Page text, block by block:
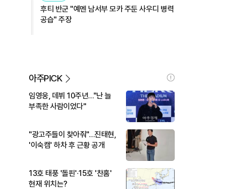
후티 반군 "예멘 남서부 모카 주둔 사우디 병력
공습" 주장
아주PICK
임영웅, 데뷔 10주년…"난 늘
부족한 사람이었다"
"광고주들이 찾아줘"…진태현,
'이숙캠' 하차 후 근황 공개
13호 태풍 '돌핀'·15호 '찬홈'
현재 위치는?